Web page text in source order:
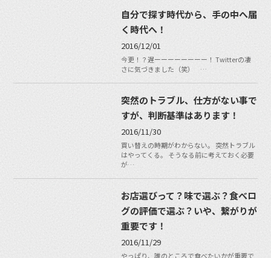
自分で探す時代から、手の中へ届
く時代へ！
2016/12/01
今更！？遅ーーーーーーーー！ Twitterの凄
さに気づきました（笑） …
突然のトラブル、仕方がない事で
すが、判断基準はあります！
2016/11/30
買い替えの時期がわからない。 突然トラブル
はやってくる。 そうなる前に考えておく必要
が…
お店選びって？味で選ぶ？食べロ
グの評価で選ぶ？いや、繋がりが
重要です！
2016/11/29
やっぱり、誰のところで食べたいかが重要で